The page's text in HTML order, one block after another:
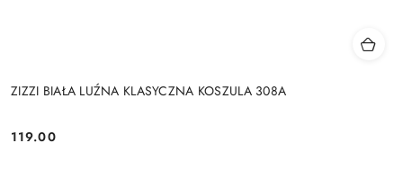
ZIZZI BIAŁA LUŹNA KLASYCZNA KOSZULA 308A
Cena:
119.00